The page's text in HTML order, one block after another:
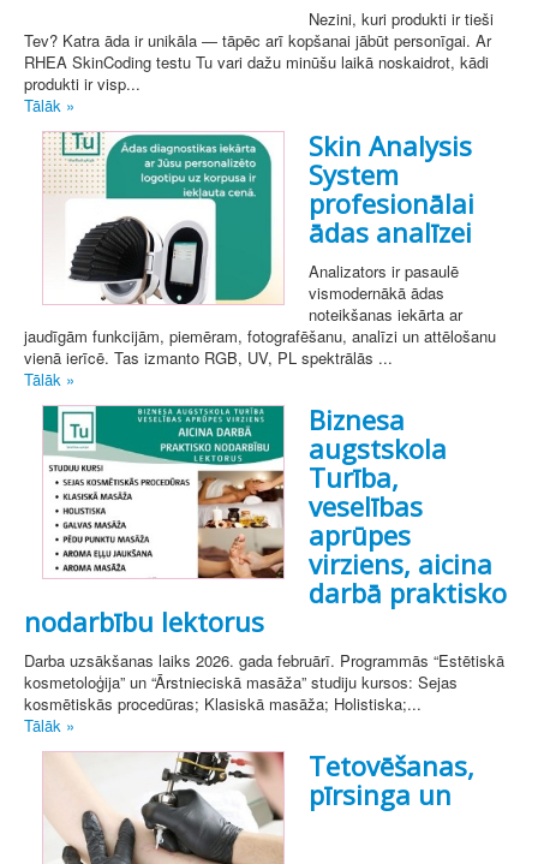
Nezini, kuri produkti ir tieši
Tev? Katra āda ir unikāla — tāpēc arī kopšanai jābūt personīgai. Ar
RHEA SkinCoding testu Tu vari dažu minūšu laikā noskaidrot, kādi
produkti ir visp...
Tālāk »
Skin Analysis
System
profesionālai
ādas analīzei
Analizators ir pasaulē
vismodernākā ādas
noteikšanas iekārta ar
jaudīgām funkcijām, piemēram, fotografēšanu, analīzi un attēlošanu
vienā ierīcē. Tas izmanto RGB, UV, PL spektrālās ...
Tālāk »
Biznesa
augstskola
Turība,
veselības
aprūpes
virziens, aicina
darbā praktisko
nodarbību lektorus
Darba uzsākšanas laiks 2026. gada februārī. Programmās “Estētiskā
kosmetoloģija” un “Ārstnieciskā masāža” studiju kursos: Sejas
kosmētiskās procedūras; Klasiskā masāža; Holistiska;...
Tālāk »
Tetovēšanas,
pīrsinga un